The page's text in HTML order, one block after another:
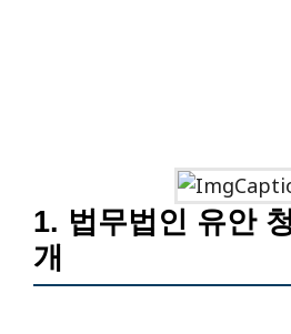
1. 법무법인 유안
개